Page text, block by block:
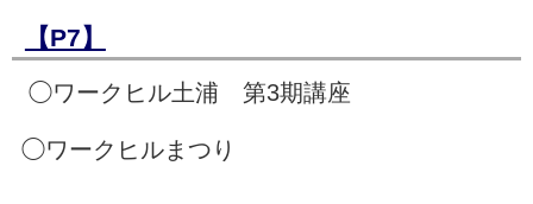
【P7】
◯ワークヒル土浦 第3期講座
◯ワークヒルまつり